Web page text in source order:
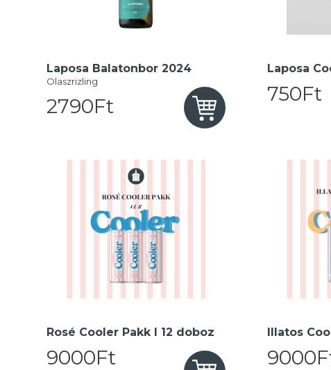
Laposa Balatonbor 2024
Olaszrizling
2790Ft
Laposa
750Ft
Rosé Cooler Pakk I 12 doboz
9000Ft
Illatos